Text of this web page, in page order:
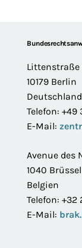
Footer
Littenstraße
10179 Berlin
Deutschland
Telefon:
E-Mail:
Avenue des
1040 Brüssel
Belgien
Telefon: +32
E-Mail: